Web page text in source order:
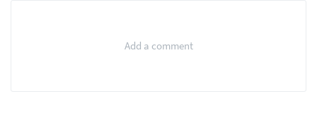
Add a comment